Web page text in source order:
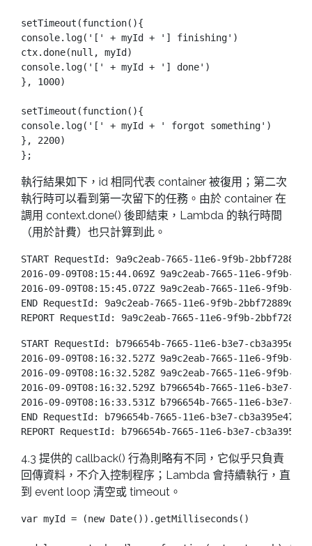
setTimeout(function(){
console.log('[' + myId + '] finishing')
ctx.done(null, myId)
console.log('[' + myId + '] done')
}, 1000)
setTimeout(function(){
console.log('[' + myId + ' forgot something')
}, 2200)
執行結果如下，id 相同代表 container 被復用；第二次
執行時可以看到第一次留下的任務。由於 container 在
調用 context.done() 後即結束，Lambda 的執行時間
（用於計費）也只計算到此。
START RequestId: 9a9c2eab-7665-11e6-9f9b-
2016-09-09T08:15:44.069Z 9a9c2eab-7665-11e6-9f9b-
2016-09-09T08:15:45.072Z 9a9c2eab-7665-11e6-9f9b-
END RequestId: 9a9c2eab-7665-11e6-9f9b-2bbf72889dc8
START RequestId: b796654b-7665-11e6-b3e7-
2016-09-09T08:16:32.527Z 9a9c2eab-7665-11e6-9f9b-
2016-09-09T08:16:32.528Z 9a9c2eab-7665-11e6-9f9b-
2016-09-09T08:16:32.529Z b796654b-7665-11e6-b3e7-
2016-09-09T08:16:33.531Z b796654b-7665-11e6-b3e7-
END RequestId: b796654b-7665-11e6-b3e7-cb3a395e4762
4.3 提供的 callback() 行為則略有不同，它似乎只負責
回傳資料，不介入控制程序；Lambda 會持續執行，直
到 event loop 清空或 timeout。
var myId = (new Date()).getMilliseconds()